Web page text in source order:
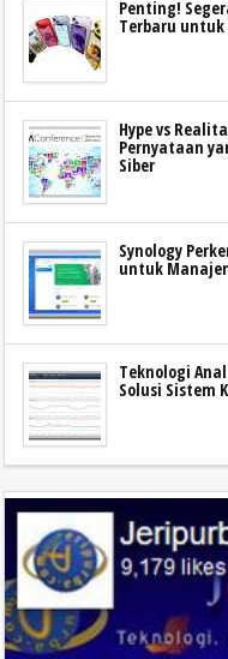
Penting!
Terbaru untuk
Hype vs
Pernyataan
Siber
Synology
untuk
Teknologi
Solusi Sistem